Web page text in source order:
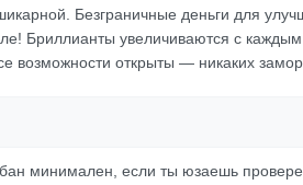
Безграничные деньги для
Бриллианты увеличиваются с каждым
возможности открыты — никаких
минимален, если ты юзаешь